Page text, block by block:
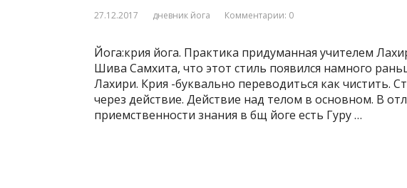
27.12.2017 дневник йога Комментарии: 0
Йога:крия йога. Практика придуманная учителем
Шива Самхита, что этот стиль появился намного
Лахири. Крия -буквально переводиться как чистить.
через действие. Действие над телом в основном. В
приемственности знания в бщ йоге есть Гуру …